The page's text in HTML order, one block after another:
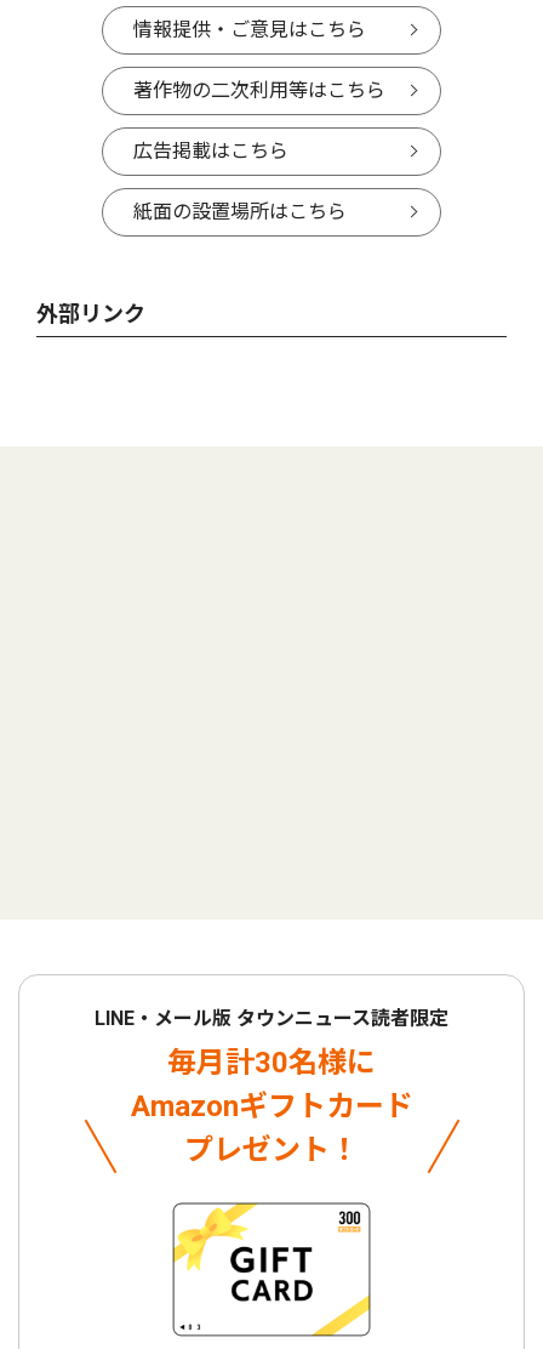
情報提供・ご意見はこちら
著作物の二次利用等はこちら
広告掲載はこちら
紙面の設置場所はこちら
外部リンク
LINE・メール版 タウンニュース読者限定
毎月計30名様に
Amazonギフトカード
プレゼント！